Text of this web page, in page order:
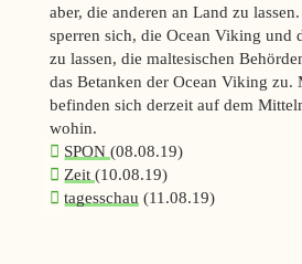
aber, die anderen an Land zu
sperren sich, die Ocean Viking und
zu lassen, die maltesischen
das Betanken der Ocean Viking zu.
befinden sich derzeit auf dem
wohin.
SPON(08.08.19)
Zeit(10.08.19)
tagesschau (11.08.19)